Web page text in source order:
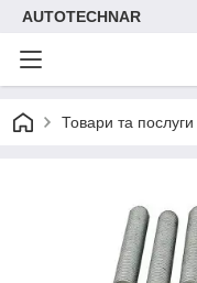
AUTOTECHNAR
Товари та послуги